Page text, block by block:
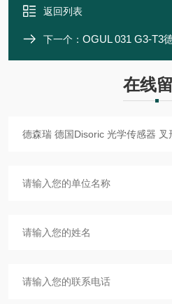
返回列表
下一个： OGUL 031 G3-T3德森瑞
在线